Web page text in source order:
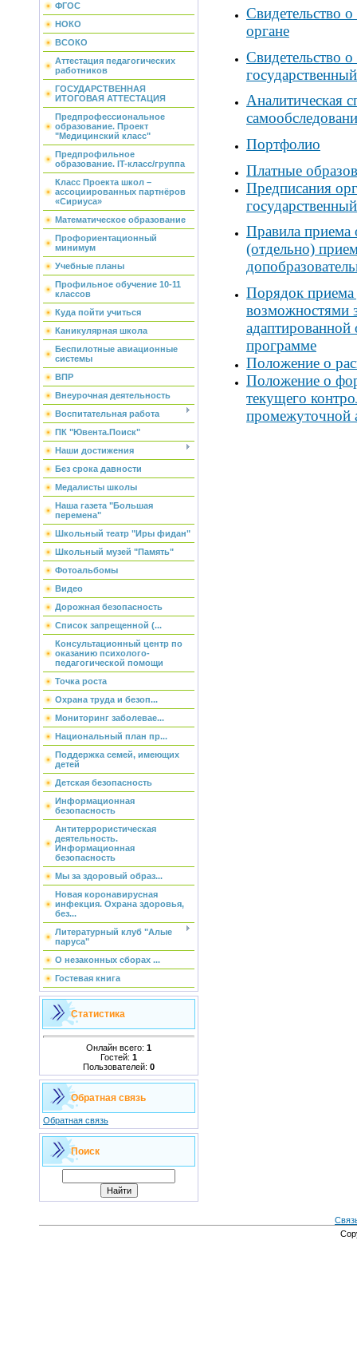
ФГОС
НОКО
ВСОКО
Аттестация педагогических
работников
ГОСУДАРСТВЕННАЯ
ИТОГОВАЯ АТТЕСТАЦИЯ
Предпрофессиональное
образование. Проект
"Медицинский класс"
Предпрофильное
образование. IT-класс/группа
Класс Проекта школ –
ассоциированных партнёров
«Сириуса»
Математическое образование
Профориентационный
минимум
Учебные планы
Профильное обучение 10-11
классов
Куда пойти учиться
Каникулярная школа
Беспилотные авиационные
системы
ВПР
Внеурочная деятельность
Воспитательная работа
ПК "Ювента.Поиск"
Наши достижения
Без срока давности
Медалисты школы
Наша газета "Большая
перемена"
Школьный театр "Иры фидан"
Школьный музей "Память"
Фотоальбомы
Видео
Дорожная безопасность
Список запрещенной (...
Консультационный центр по
оказанию психолого-
педагогической помощи
Точка роста
Охрана труда и безоп...
Мониторинг заболевае...
Национальный план пр...
Поддержка семей, имеющих
детей
Детская безопасность
Информационная
безопасность
Антитеррористическая
деятельность.
Информационная
безопасность
Мы за здоровый образ...
Новая коронавирусная
инфекция. Охрана здоровья,
без...
Литературный клуб "Алые
паруса"
О незаконных сборах ...
Гостевая книга
Статистика
Онлайн всего: 1
Гостей: 1
Пользователей: 0
Обратная связь
Обратная связь
Поиск
Свидетельство
органе
Свидетельство
Аналитическая
Портфолио
Платные
Предписания
Правила
(отдельно)
Порядок приема
возможностями
программе
Положение о
Положение о
текущего
промежуточной